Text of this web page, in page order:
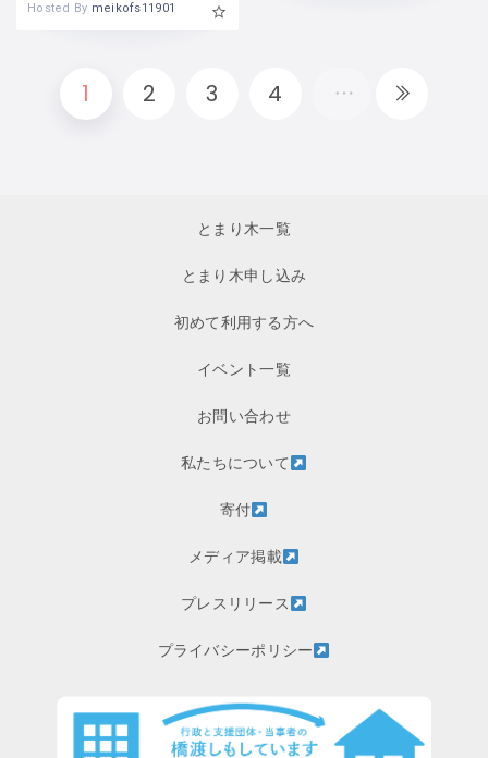
Hosted By meikofs11901
1 2 3 4
とまり木一覧
とまり木申し込み
初めて利用する方へ
イベント一覧
お問い合わせ
私たちについて
寄付
メディア掲載
プレスリリース
プライバシーポリシー